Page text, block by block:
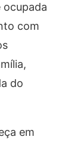
ocupada
com
do
em